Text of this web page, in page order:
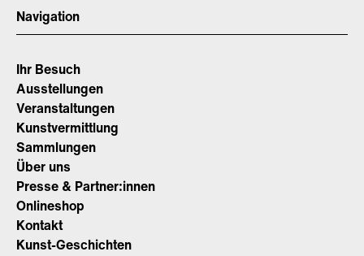
Navigation
Ihr Besuch
Ausstellungen
Veranstaltungen
Kunstvermittlung
Sammlungen
Über uns
Presse & Partner:innen
Onlineshop
Kontakt
Kunst-Geschichten